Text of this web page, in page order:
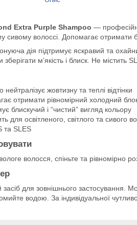
Extra Purple Shampoo —
сивому волоссі. Допомагає отримати
дія підтримує яскравий та
м’якість і блиск. Не містить
нейтралізує жовтизну та теплі відтінки
отримати рівномірний холодний
блискучий і “чистий” вигляд кольору
для освітленого, світлого та сивого
та SLES
волосся, спіньте та рівномірно
засіб для зовнішнього застосування.
водою. За індивідуальної